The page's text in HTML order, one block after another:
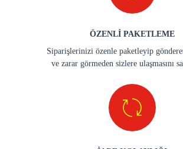
ÖZENLİ PAKETLEME
Siparişlerinizi özenle paketleyip
ve zarar görmeden sizlere ulaşmasını